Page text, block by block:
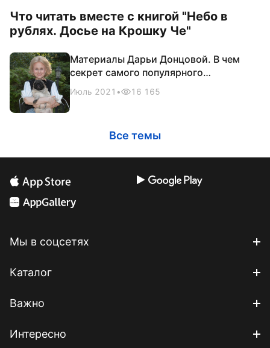
Что читать вместе с книгой "Небо в
рублях. Досье на Крошку Че"
Материалы Дарьи Донцовой. В чем
секрет самого популярного
российского автора
Июль 2021 • 16 165
Все темы
Мы в соцсетях
Каталог
Важно
Интересно